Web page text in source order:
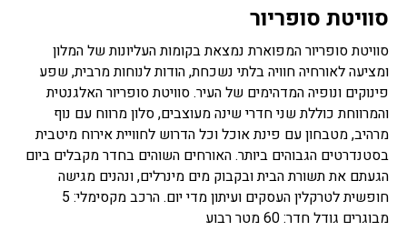
סוויטת סופריור
סוויטת סופריור המפוארת נמצאת בקומות העליונות של המלון
ומציעה לאורחיה חוויה בלתי נשכחת, הודות לנוחות מרבית, שפע
פינוקים ונופיה המדהימים של העיר. סוויטת סופריור האלגנטית
והמרווחת כוללת שני חדרי שינה מעוצבים, סלון מרווח עם נוף
מרהיב, מטבחון עם פינת אוכל וכל הדרוש לחוויית אירוח מיטבית
בסטנדרטים הגבוהים ביותר. האורחים השוהים בחדר מקבלים ביום
הגעתם את תשורת הבית ובקבוק מים מינרלים, ונהנים מגישה
חופשית לטרקלין העסקים ועיתון מדי יום. הרכב מקסימלי: 5
מבוגרים גודל חדר: 60 מטר רבוע